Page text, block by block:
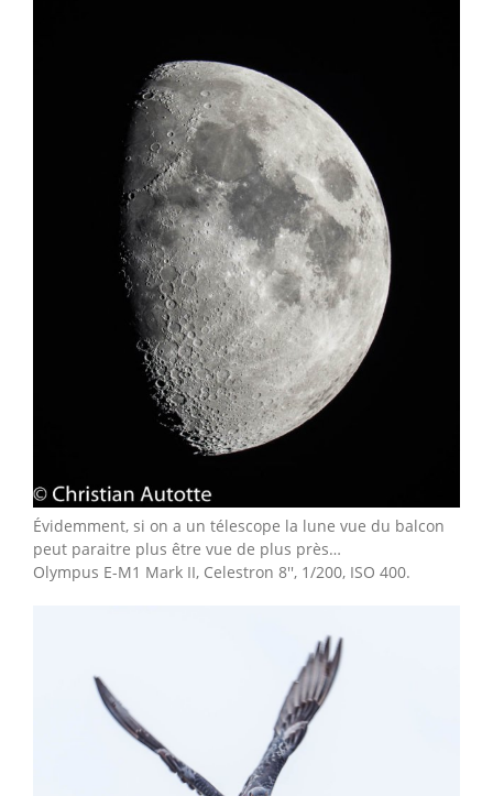
Évidemment, si on a un télescope la lune vue du balcon
peut paraitre plus être vue de plus près…
Olympus E-M1 Mark II, Celestron 8'', 1/200, ISO 400.